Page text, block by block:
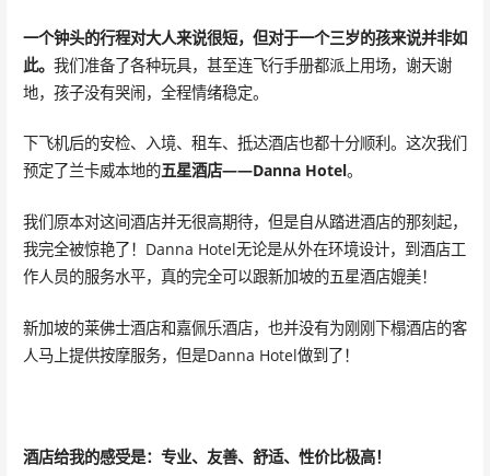
一个钟头的行程对大人来说很短，但对于一个三岁的孩来说并非如
此。 我们准备了各种玩具，甚至连飞行手册都派上用场，谢天谢
地，孩子没有哭闹，全程情绪稳定。
下飞机后的安检、入境、租车、抵达酒店也都十分顺利。这次我们
预定了兰卡威本地的五星酒店——Danna Hotel。
我们原本对这间酒店并无很高期待，但是自从踏进酒店的那刻起，
我完全被惊艳了！Danna Hotel无论是从外在环境设计，到酒店工
作人员的服务水平，真的完全可以跟新加坡的五星酒店媲美！
新加坡的莱佛士酒店和嘉佩乐酒店，也并没有为刚刚下榻酒店的客
人马上提供按摩服务，但是Danna Hotel做到了！
酒店给我的感受是：专业、友善、舒适、性价比极高！